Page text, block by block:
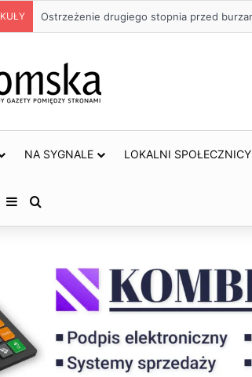
Około 90 tys. zł na szkolenia
NA SYGNALE LOKALNI SPOŁECZNICY
Instagram
Sidebar